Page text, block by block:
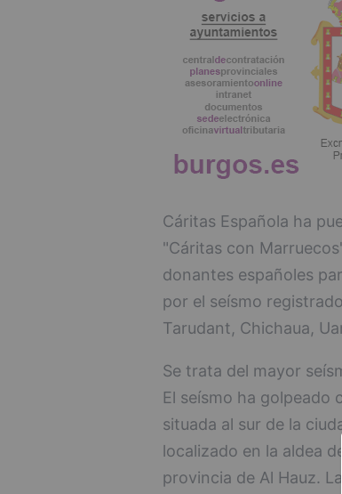
Cáritas Española ha
"Cáritas con
donantes españoles
por el seísmo
Tarudant, Chichaua,
Se trata del mayor
El seísmo ha golpeado
situada al sur de la
localizado en la aldea
provincia de Al Hauz.